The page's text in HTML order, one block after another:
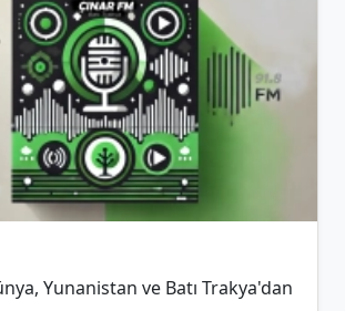
Yunanistan ve Batı Trakya'dan